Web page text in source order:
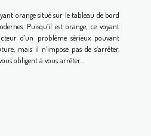
orange situé sur le tableau de bord
Puisqu’il est orange, ce voyant
d’un problème sérieux pouvant
mais il n’impose pas de s’arrêter.
obligent à vous arrêter...